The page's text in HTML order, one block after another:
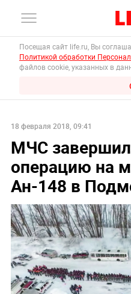
Посещая сайт life.ru, Вы
Политикой обработки
файлов cookie, указанных в
18 февраля 2018, 09:41
МЧС
операцию на
Ан-148 в